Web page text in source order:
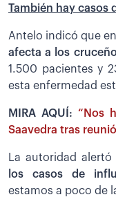
También hay casos
Antelo indicó que
afecta a los
1.500 pacientes y
esta enfermedad
MIRA AQUÍ: “Nos
Saavedra tras
La autoridad alertó
los casos de
estamos a poco de